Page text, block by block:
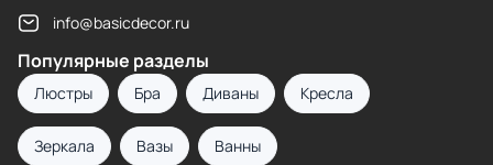
info@basicdecor.ru
Популярные разделы
Люстры Бра Диваны Кресла
Зеркала Вазы Ванны